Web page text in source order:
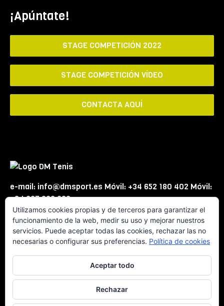
¡Apúntate!
STAGE COMPETICIÓN 2022
STAGE COMPETICIÓN VÍDEO
CONTACTA AQUÍ
e-mail: info@dmsport.es Móvil: +34 652 180 402 Móvil:
+34 667 863 623
© DMSport -Aviso Legal
Utilizamos cookies propias y de terceros para garantizar el
funcionamiento de la web, medir su uso y mejorar nuestros
servicios. Puede aceptar todas las cookies, rechazar las no
necesarias o configurar sus preferencias. Política de cookies
Aceptar todo
Rechazar